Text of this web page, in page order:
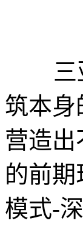
三亚
筑本身
营造
的前
模式-